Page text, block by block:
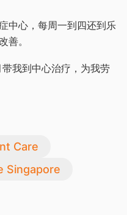
中心，每周一到四还到乐
善。
我到中心治疗，为我劳
Care
Singapore